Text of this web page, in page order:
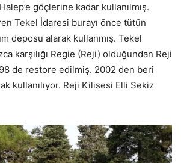
göçlerine kadar kullanılmış.
Tekel İdaresi burayı önce tütün
deposu alarak kullanmış. Tekel
karşılığı Regie (Reji) olduğundan Reji
de restore edilmiş. 2002 den beri
kullanılıyor. Reji Kilisesi Elli Sekiz